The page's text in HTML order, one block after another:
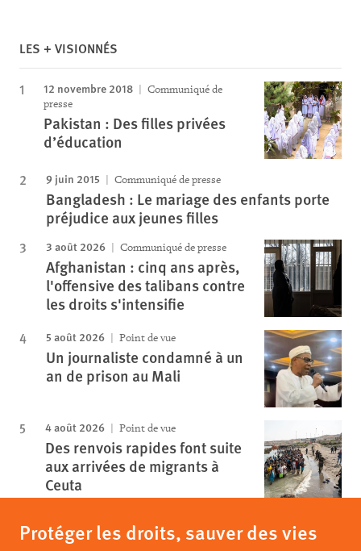
LES + VISIONNÉS
12 novembre 2018
Communiqué de
presse
Pakistan : Des filles privées
d’éducation
9 juin 2015 Communiqué de presse
Bangladesh : Le mariage des enfants porte
préjudice aux jeunes filles
3 août 2026 Communiqué de presse
Afghanistan : cinq ans après,
l'offensive des talibans contre
les droits s'intensifie
5 août 2026 Point de vue
Un journaliste condamné à un
an de prison au Mali
4 août 2026 Point de vue
Des renvois rapides font suite
aux arrivées de migrants à
Ceuta
Protéger les droits, sauver des vies